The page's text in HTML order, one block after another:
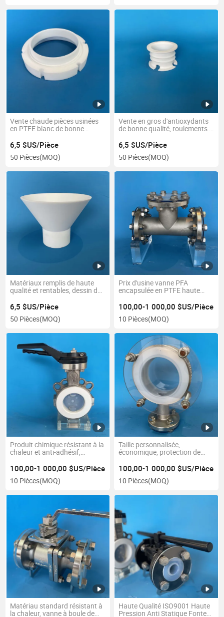
Vente chaude pièces usinées
en PTFE blanc de bonne
la compression anti-adhésive
6,5 $US/Pièce
50 Pièces(MOQ)
Vente en gros d'antioxydants
de bonne qualité, roulements à
usinées en PTFE
6,5 $US/Pièce
50 Pièces(MOQ)
Matériaux remplis de haute
qualité et rentables, dessin de
en PTFE
6,5 $US/Pièce
50 Pièces(MOQ)
Prix d'usine vanne PFA
encapsulée en PTFE haute
l'environnement hygiénique
100,00-1 000,00 $US/Pièce
10 Pièces(MOQ)
Produit chimique résistant à la
chaleur et anti-adhésif,
soudage, vanne revêtue de
PTFE et PFA
100,00-1 000,00 $US/Pièce
10 Pièces(MOQ)
Taille personnalisée,
économique, protection de
vanne en PFA revêtue de PTFE
encapsulé
100,00-1 000,00 $US/Pièce
10 Pièces(MOQ)
Matériau standard résistant à
la chaleur, vanne à boule de
Haute Qualité ISO9001 Haute
Pression Anti Statique Fonte